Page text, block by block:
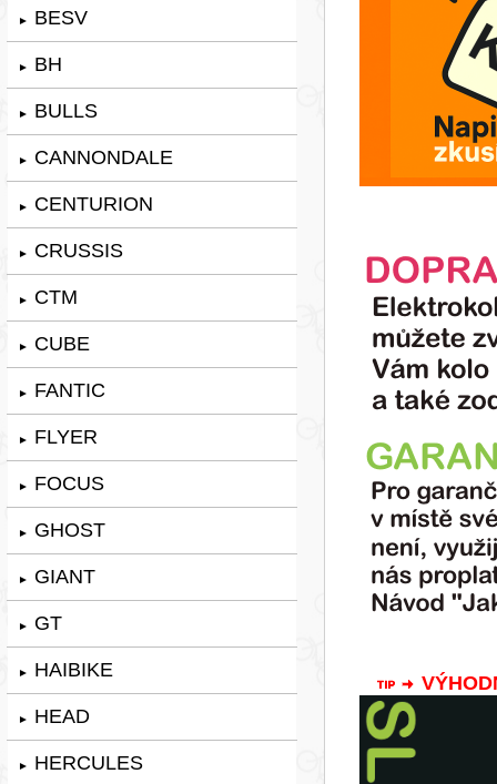
► BESV
► BH
► BULLS
► CANNONDALE
► CENTURION
► CRUSSIS
► CTM
► CUBE
► FANTIC
► FLYER
► FOCUS
► GHOST
► GIANT
► GT
► HAIBIKE
► HEAD
► HERCULES